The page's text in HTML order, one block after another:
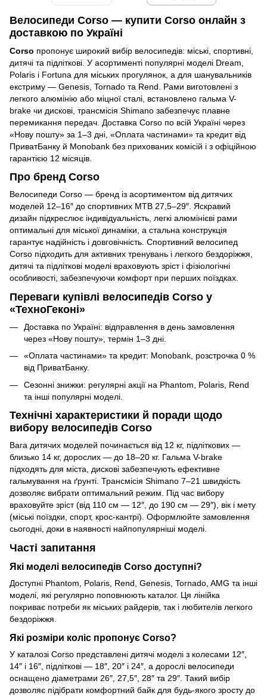
Велосипеди Corso — купити Corso онлайн з
доставкою по Україні
Corso пропонує широкий вибір велосипедів: міські, спортивні,
дитячі та підліткові. У асортименті популярні моделі Dream,
Polaris і Fortuna для міських прогулянок, а для шанувальників
екстриму — Genesis, Tornado та Rend. Рами виготовлені з
легкого алюмінію або міцної сталі, встановлено гальма V-
brake чи дискові, трансмісія Shimano забезпечує плавне
перемикання передач. Доставка Corso по всій Україні через
«Нову пошту» за 1–3 дні, «Оплата частинами» та кредит від
ПриватБанку й Monobank без прихованих комісій і з офіційною
гарантією 12 місяців.
Про бренд Corso
Велосипеди Corso — бренд із асортиментом від дитячих
моделей 12–16″ до спортивних MTB 27,5–29″. Яскравий
дизайн підкреслює індивідуальність, легкі алюмінієві рами
оптимальні для міської динаміки, а стальна конструкція
гарантує надійність і довговічність. Спортивний велосипед
Corso підходить для активних тренувань і легкого бездоріжжя,
дитячі та підліткові моделі враховують зріст і фізіологічні
особливості, забезпечуючи комфорт при перших поїздках.
Переваги купівлі велосипедів Corso у
«ТехноГеконі»
Доставка по Україні: відправлення в день замовлення
через «Нову пошту», термін 1–3 дні.
«Оплата частинами» та кредит: Monobank, розстрочка 0 %
від ПриватБанку.
Сезонні знижки: регулярні акції на Phantom, Polaris, Rend
та інші популярні моделі.
Технічні характеристики й поради щодо
вибору велосипедів Corso
Вага дитячих моделей починається від 12 кг, підліткових —
близько 14 кг, дорослих — до 18–20 кг. Гальма V-brake
підходять для міста, дискові забезпечують ефективне
гальмування на ґрунті. Трансмісія Shimano 7–21 швидкість
дозволяє вибрати оптимальний режим. Під час вибору
враховуйте зріст (від 110 см — 12″, до 190 см — 29″), вік і мету
(міські поїздки, спорт, крос-кантрі). Оформлюйте замовлення
сьогодні, доки в наявності найпопулярніші моделі.
Часті запитання
Які моделі велосипедів Corso доступні?
Доступні Phantom, Polaris, Rend, Genesis, Tornado, AMG та інші
моделі, які регулярно поповнюють каталог. Ця лінійка
покриває потреби як міських райдерів, так і любителів легкого
бездоріжжя.
Які розміри коліс пропонує Corso?
У каталозі Corso представлені дитячі моделі з колесами 12″,
14″ і 16″, підліткові — 18″, 20″ і 24″, а дорослі велосипеди
оснащено діаметрами 26″, 27,5″, 28″ та 29″. Такий вибір
дозволяє підібрати комфортний байк для будь-якого зросту до